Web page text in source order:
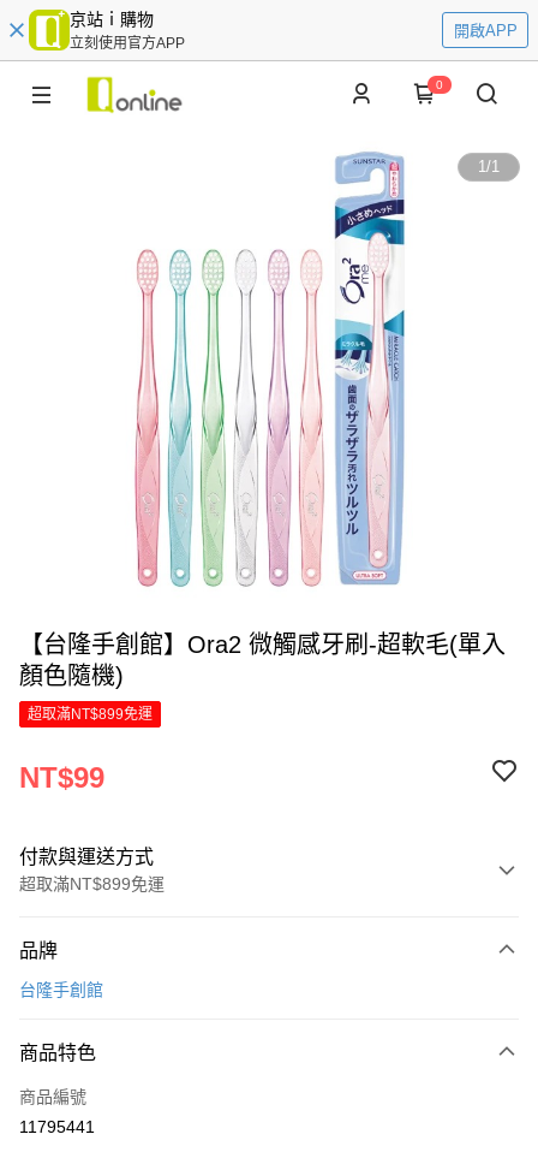
京站ｉ購物
立刻使用官方APP
開啟APP
0
1/1
【台隆手創館】Ora2 微觸感牙刷-超軟毛(單入
顏色隨機)
超取滿NT$899免運
NT$99
付款與運送方式
超取滿NT$899免運
信用卡一次付款
Apple Pay
街口支付
品牌
台隆手創館
商品特色
商品編號
11795441